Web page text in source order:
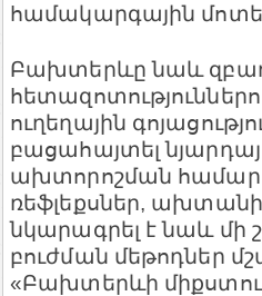
համակարգային
Բախտերևը նաև
ուղեղային
բացահայտել
ախտորոշման համար
ռեֆլեքսներ,
նկարագրել է նաև մի
բուժման մեթոդներ
«Բախտերևի